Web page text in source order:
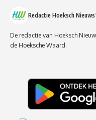
Redactie Hoeksch Nieuws
De redactie van Hoeksch
de Hoeksche Waard.